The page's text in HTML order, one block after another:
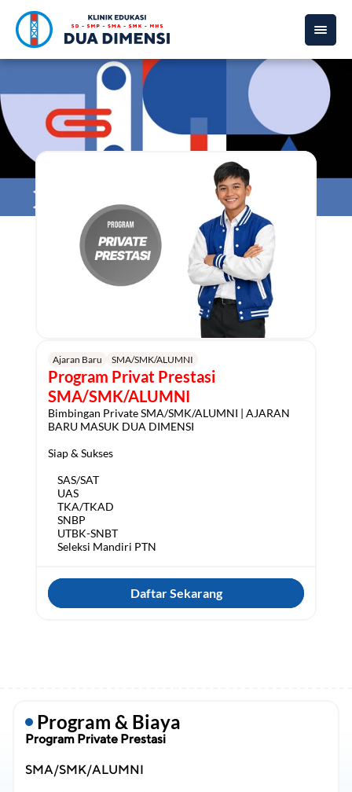
Ajaran Baru SMA/SMK/ALUMNI
Program Privat Prestasi
SMA/SMK/ALUMNI
Bimbingan Private SMA/SMK/ALUMNI | AJARAN
BARU MASUK DUA DIMENSI
Siap & Sukses
Daftar Sekarang
Program & Biaya
Program Private Prestasi
SMA/SMK/ALUMNI